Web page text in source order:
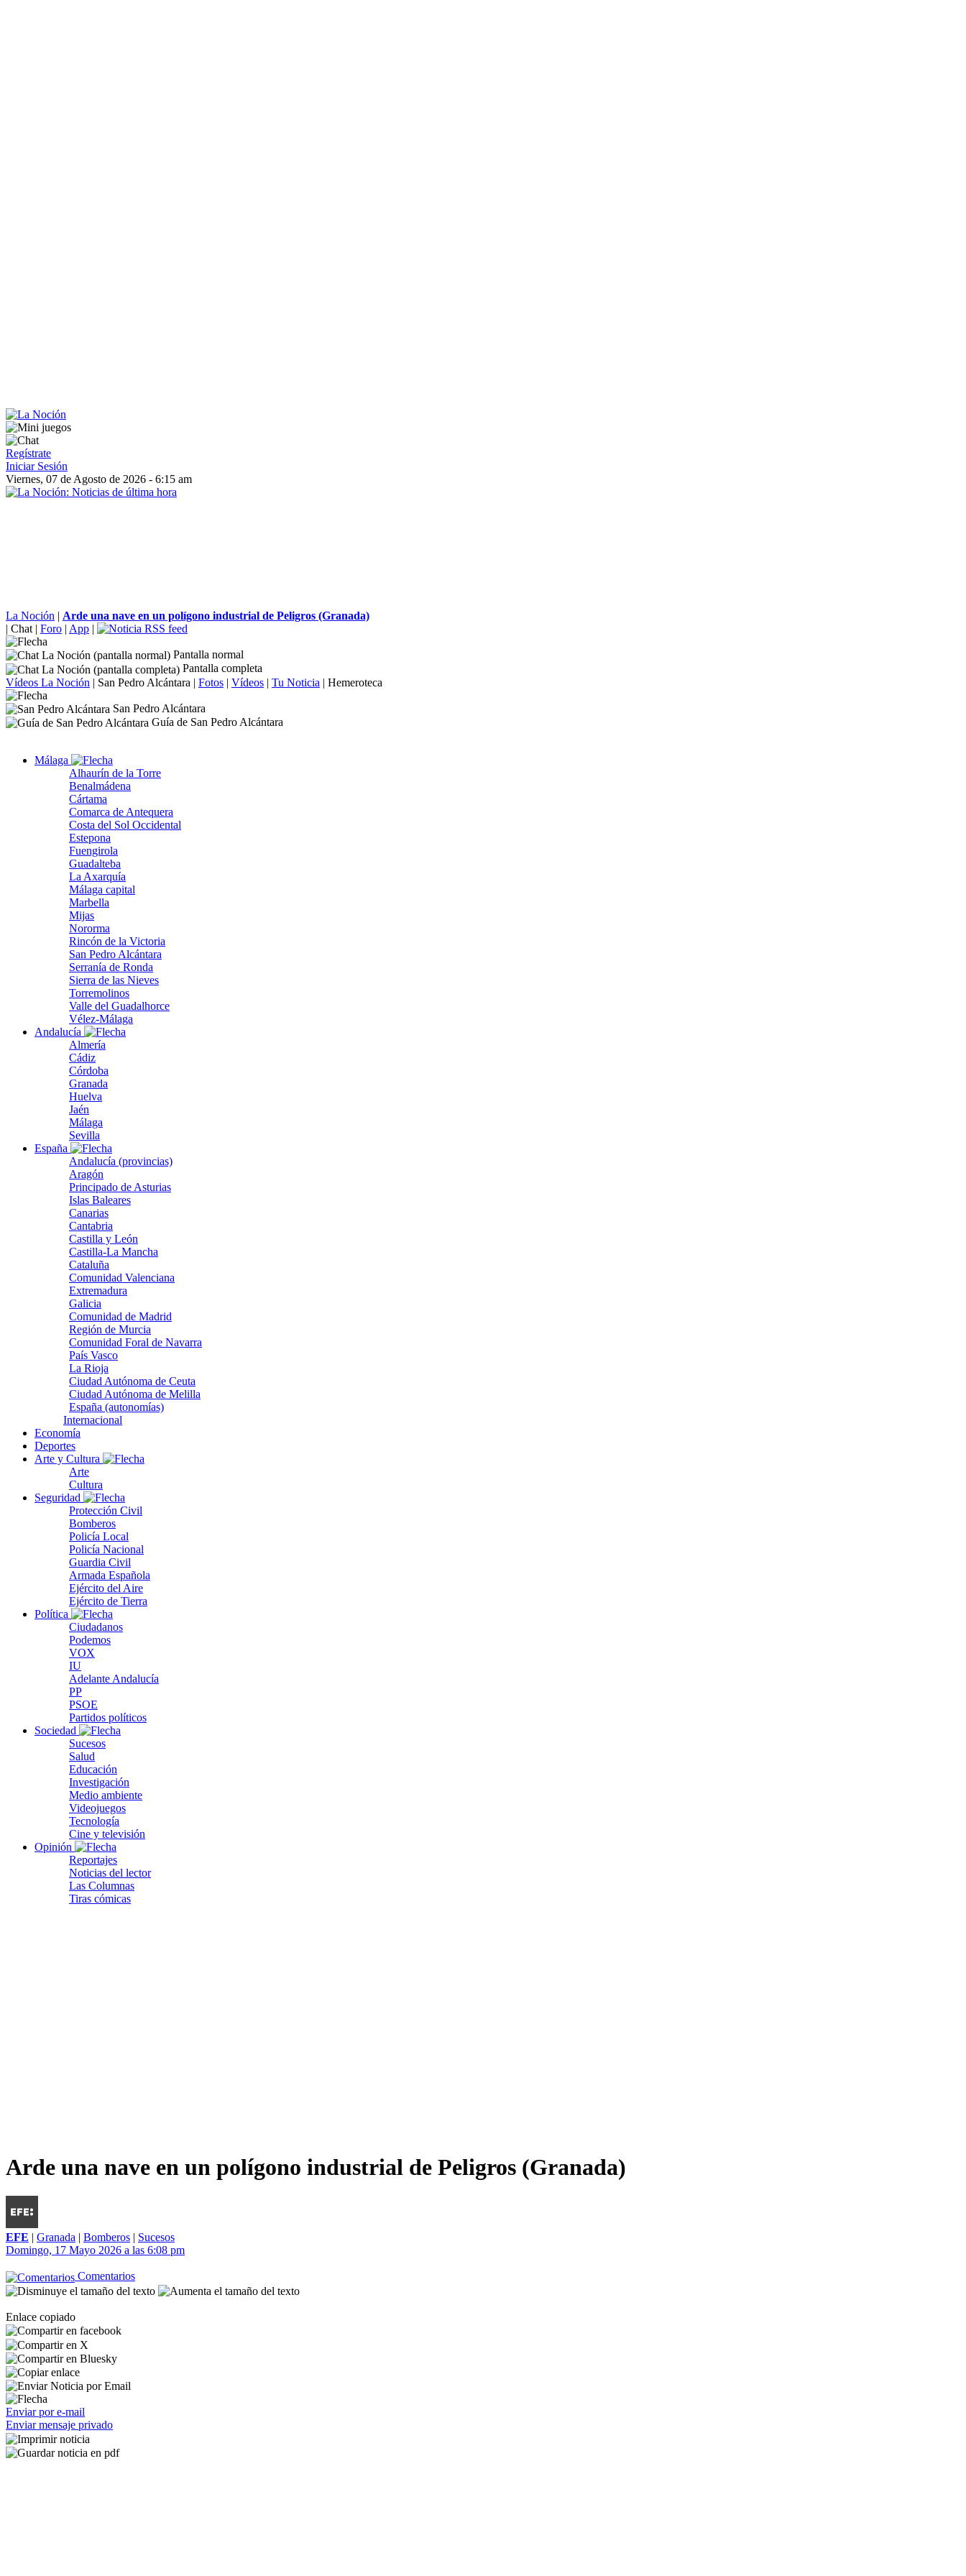
Regístrate
Iniciar Sesión
Viernes, 07 de Agosto de 2026 - 6:15 am
La Noción | Arde una nave en un polígono industrial de Peligros (Granada)
| Chat | Foro | App |
Pantalla normal
Pantalla completa
Vídeos La Noción | San Pedro Alcántara | Fotos | Vídeos | Tu Noticia | Hemeroteca
San Pedro Alcántara
Guía de San Pedro Alcántara
Málaga
Alhaurín de la Torre
Benalmádena
Cártama
Comarca de Antequera
Costa del Sol Occidental
Estepona
Fuengirola
Guadalteba
La Axarquía
Málaga capital
Marbella
Mijas
Nororma
Rincón de la Victoria
San Pedro Alcántara
Serranía de Ronda
Sierra de las Nieves
Torremolinos
Valle del Guadalhorce
Vélez-Málaga
Andalucía
Almería
Cádiz
Córdoba
Granada
Huelva
Jaén
Málaga
Sevilla
España
Andalucía (provincias)
Aragón
Principado de Asturias
Islas Baleares
Canarias
Cantabria
Castilla y León
Castilla-La Mancha
Cataluña
Comunidad Valenciana
Extremadura
Galicia
Comunidad de Madrid
Región de Murcia
Comunidad Foral de Navarra
País Vasco
La Rioja
Ciudad Autónoma de Ceuta
Ciudad Autónoma de Melilla
España (autonomías)
Internacional
Economía
Deportes
Arte y Cultura
Arte
Cultura
Seguridad
Protección Civil
Bomberos
Policía Local
Policía Nacional
Guardia Civil
Armada Española
Ejército del Aire
Ejército de Tierra
Política
Ciudadanos
Podemos
VOX
IU
Adelante Andalucía
PP
PSOE
Partidos políticos
Sociedad
Sucesos
Salud
Educación
Investigación
Medio ambiente
Videojuegos
Tecnología
Cine y televisión
Opinión
Reportajes
Noticias del lector
Las Columnas
Tiras cómicas
Arde una nave en un polígono industrial de Peligros (Granada)
EFE | Granada | Bomberos | Sucesos
Domingo, 17 Mayo 2026 a las 6:08 pm
Comentarios
Enlace copiado
Enviar por e-mail
Enviar mensaje privado